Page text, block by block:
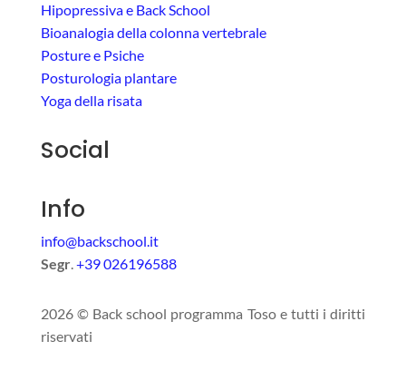
Hipopressiva e Back School
Bioanalogia della colonna vertebrale
Posture e Psiche
Posturologia plantare
Yoga della risata
Social
Info
info@backschool.it
Segr.+39 026196588
2026 © Back school programma Toso e tutti i diritti
riservati